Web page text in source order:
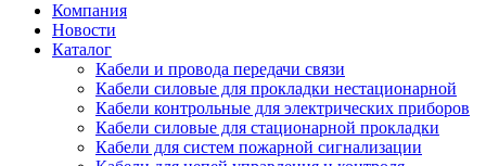
Компания
Новости
Каталог
Кабели и провода передачи связи
Кабели силовые для прокладки нестационарной
Кабели контрольные для электрических приборов
Кабели силовые для стационарной прокладки
Кабели для систем пожарной сигнализации